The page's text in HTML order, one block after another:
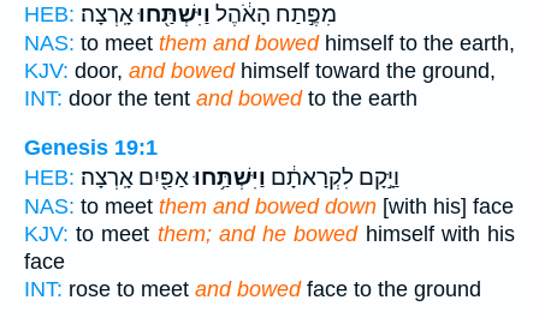
HEB:
מִפֶּ֣תַח הָאֹ֔הֶל וַיִּשְׁתַּ֖חוּאָֽרְצָה׃
NAS: to meet them and bowedhimself to the earth,
KJV: door, and bowedhimself toward the ground,
INT: door the tent and bowedto the earth
Genesis 19:1
HEB:
וַיָּ֣קָם לִקְרָאתָ֔ם וַיִּשְׁתַּ֥חוּאַפַּ֖יִם אָֽרְצָה׃
NAS: to meet them and bowed down [with his] face
KJV: to meet them; and he bowedhimself with his
face
INT: rose to meet and bowedface to the ground